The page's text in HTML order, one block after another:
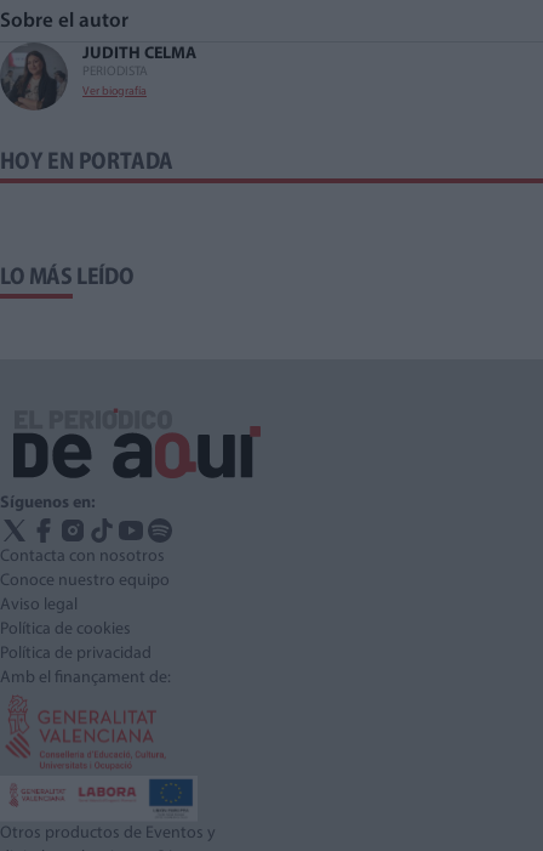
Sobre el autor
JUDITH CELMA
PERIODISTA
Ver biografía
HOY EN PORTADA
LO MÁS LEÍDO
Síguenos en:
Contacta con nosotros
Conoce nuestro equipo
Aviso legal
Política de cookies
Política de privacidad
Amb el finançament de:
Otros productos de Eventos y